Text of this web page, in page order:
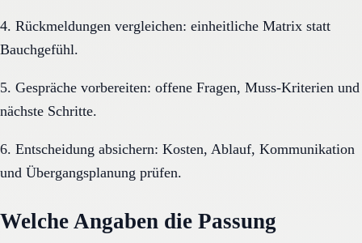
4. Rückmeldungen vergleichen: einheitliche Matrix statt
Bauchgefühl.
5. Gespräche vorbereiten: offene Fragen, Muss-Kriterien und
nächste Schritte.
6. Entscheidung absichern: Kosten, Ablauf, Kommunikation
und Übergangsplanung prüfen.
Welche Angaben die Passung